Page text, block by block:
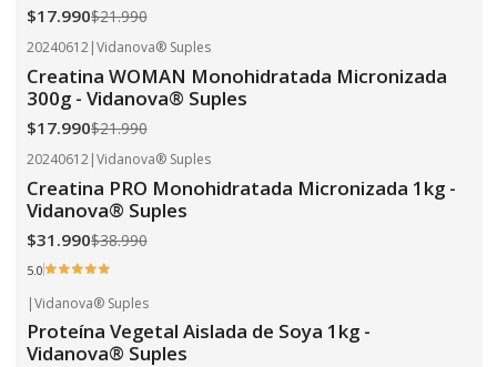
$17.990$21.990
-18% OFF
20240612|Vidanova® Suples
Creatina WOMAN Monohidratada Micronizada
300g - Vidanova® Suples
$17.990$21.990
-18% OFF
20240612|Vidanova® Suples
Creatina PRO Monohidratada Micronizada 1kg -
Vidanova® Suples
$31.990$38.990
5.0
-24% OFF
|Vidanova® Suples
Proteína Vegetal Aislada de Soya 1kg -
Vidanova® Suples